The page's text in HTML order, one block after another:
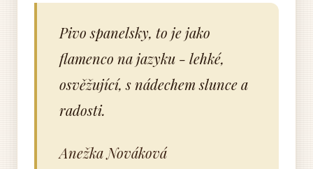
Pivo spanelsky, to je jako
flamenco na jazyku - lehké,
osvěžující, s nádechem slunce a
radosti.
Anežka Nováková